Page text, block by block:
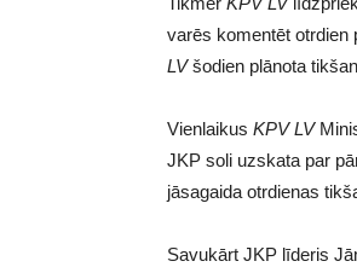
varēs komentēt otrdien
LVšodien plānota
Vienlaikus KPV LV
JKP soli uzskata par
jāsagaida otrdienas
Savukārt JKP līderis